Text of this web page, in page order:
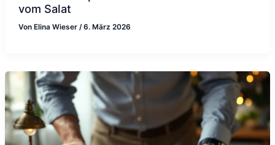
vom Salat
Von Elina Wieser /6. März 2026